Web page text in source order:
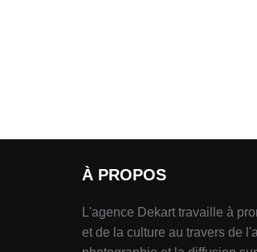
À PROPOS
L'agence Dekart travaille à
et de la culture au travers de